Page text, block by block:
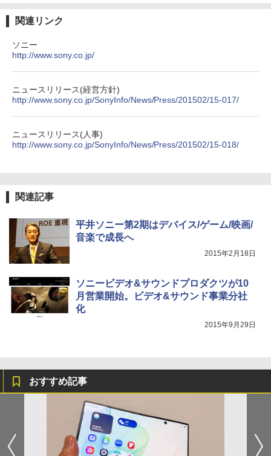
関連リンク
ソニー
http://www.sony.co.jp/
ニュースリリース(経営方針)
http://www.sony.co.jp/SonyInfo/News/Press/201502/15-017/
ニュースリリース(人事)
http://www.sony.co.jp/SonyInfo/News/Press/201502/15-018/
関連記事
平井ソニー第2期はデバイス/ゲーム/映画/
音楽で成長へ
2015年2月18日
ソニービデオ&サウンドプロダクツが10
月営業開始。ビデオ&サウンド事業分社
化
2015年9月29日
おすすめ記事